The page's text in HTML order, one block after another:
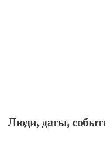
Люди, даты,